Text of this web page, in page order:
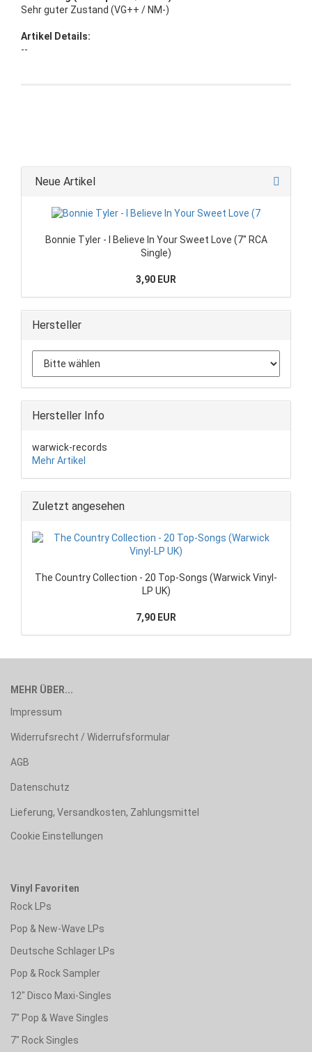
Sehr guter Zustand (VG++ / NM-)
Artikel Details:
--
Neue Artikel
Bonnie Tyler - I Believe In Your Sweet Love (7" RCA
Single)
3,90 EUR
Hersteller
Hersteller Info
warwick-records
Mehr Artikel
Zuletzt angesehen
The Country Collection - 20 Top-Songs (Warwick Vinyl-
LP UK)
7,90 EUR
MEHR ÜBER...
Impressum
Widerrufsrecht / Widerrufsformular
AGB
Datenschutz
Lieferung, Versandkosten, Zahlungsmittel
Cookie Einstellungen
Vinyl Favoriten
Rock LPs
Pop & New-Wave LPs
Deutsche Schlager LPs
Pop & Rock Sampler
12" Disco Maxi-Singles
7" Pop & Wave Singles
7" Rock Singles